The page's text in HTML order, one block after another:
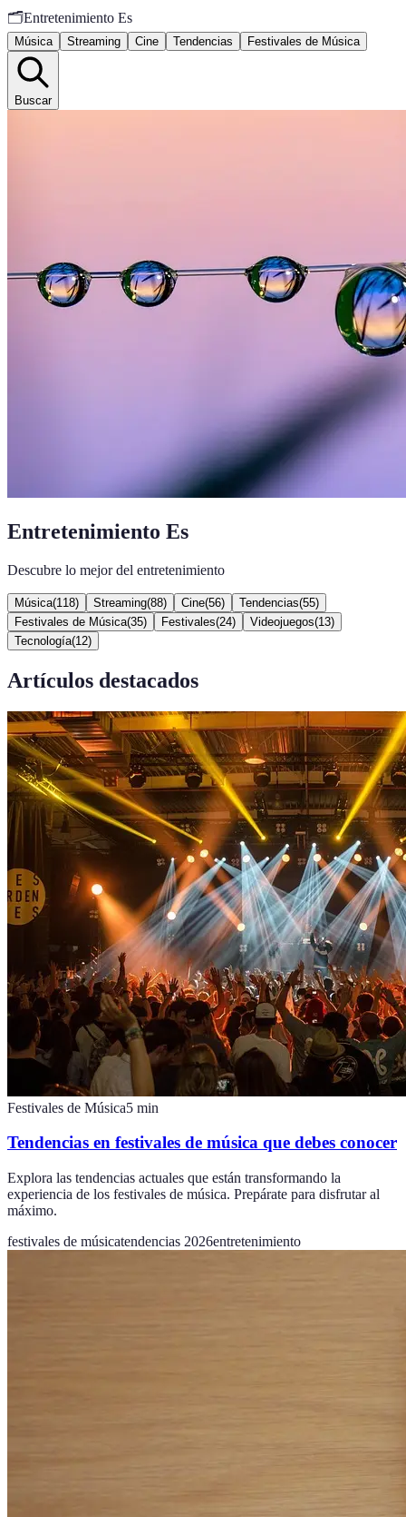
🗂️Entretenimiento Es
Música Streaming Cine Tendencias Festivales de Música
Buscar
Entretenimiento Es
Descubre lo mejor del entretenimiento
Música(118) Streaming(88) Cine(56) Tendencias(55)
Festivales de Música(35) Festivales(24) Videojuegos(13)
Tecnología(12)
Artículos destacados
Festivales de Música5 min
Tendencias en festivales de música que debes conocer
Explora las tendencias actuales que están transformando la
experiencia de los festivales de música. Prepárate para disfrutar al
máximo.
festivales de músicatendencias 2026entretenimiento